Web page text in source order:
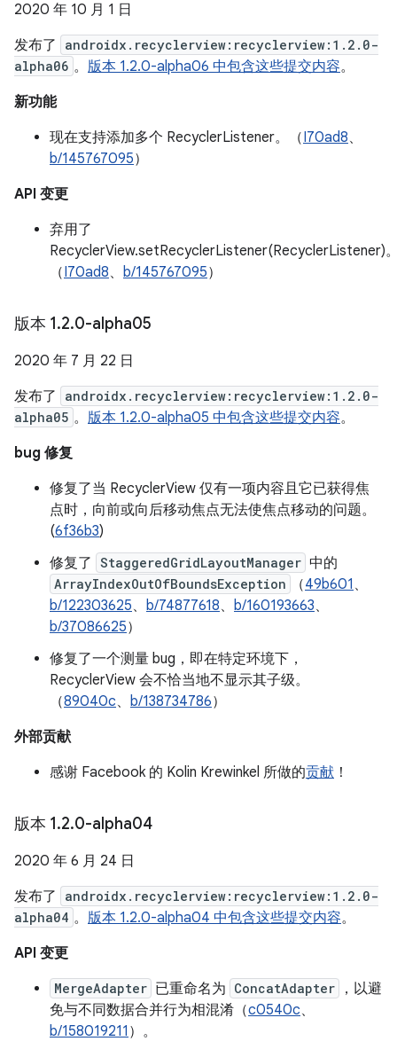
2020 年 10 月 1 日
发布了
androidx.recyclerview:recyclerview:1.2.0-
alpha06 。 版本 1.2.0-alpha06 中包含这些提交内容。
新功能
现在支持添加多个 RecyclerListener。（I70ad8、
b/145767095）
API 变更
弃用了
RecyclerView.setRecyclerListener(RecyclerListener)
（I70ad8、 b/145767095）
版本 1.2.0-alpha05
2020 年 7 月 22 日
发布了
androidx.recyclerview:recyclerview:1.2.0-
alpha05 。 版本 1.2.0-alpha05 中包含这些提交内容。
bug 修复
修复了当 RecyclerView 仅有一项内容且它已获得焦
点时，向前或向后移动焦点无法使焦点移动的问题。
(6f36b3)
修复了 StaggeredGridLayoutManager 中的
ArrayIndexOutOfBoundsException （49b601 、
b/122303625、 b/74877618、 b/160193663、
b/37086625）
修复了一个测量 bug，即在特定环境下，
RecyclerView 会不恰当地不显示其子级。
（89040c、 b/138734786）
外部贡献
感谢 Facebook 的 Kolin Krewinkel 所做的贡献 ！
版本 1.2.0-alpha04
2020 年 6 月 24 日
发布了
androidx.recyclerview:recyclerview:1.2.0-
alpha04 。 版本 1.2.0-alpha04 中包含这些提交内容。
API 变更
MergeAdapter 已重命名为 ConcatAdapter
，以避
免与不同数据合并行为相混淆（c0540c、
b/158019211 ）。